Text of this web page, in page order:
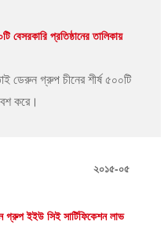
বেসরকারি প্রতিষ্ঠানের তালিকায়
ডেরুন গ্রুপ চীনের শীর্ষ ৫০০টি
করে।
২০১৫-০৫
গ্রুপ ইইউ সিই সার্টিফিকেশন লাভ